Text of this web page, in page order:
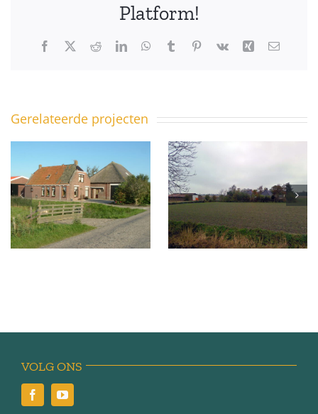
Platform!
Facebook
X RedditLinkedInWhatsApp
TumblrPinterest
Vk Xing E-
Gerelateerde projecten
Miedleane 19 Miedleane 17
VOLG ONS